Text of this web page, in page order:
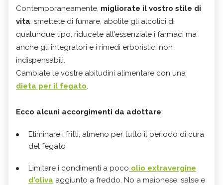
Contemporaneamente, migliorate il vostro stile di
vita: smettete di fumare, abolite gli alcolici di
qualunque tipo, riducete all'essenziale i farmaci ma
anche gli integratori e i rimedi erboristici non
indispensabili.
Cambiate le vostre abitudini alimentare con una
dieta per il fegato.
Ecco alcuni accorgimenti da adottare:
Eliminare i fritti, almeno per tutto il periodo di cura
del fegato
Limitare i condimenti a poco olio extravergine
d'oliva aggiunto a freddo. No a maionese, salse e